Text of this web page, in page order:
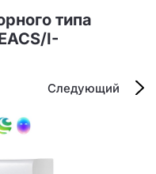
25-
типа
I-
Следующий